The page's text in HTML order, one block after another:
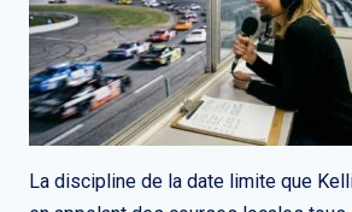
La discipline de la date limite que